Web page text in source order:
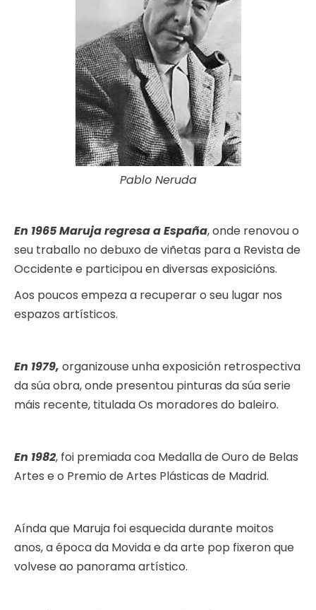
Pablo Neruda
En 1965 Maruja regresa a España, onde renovou o
seu traballo no debuxo de viñetas para a Revista de
Occidente e participou en diversas exposicións.
Aos poucos empeza a recuperar o seu lugar nos
espazos artísticos.
En 1979, organizouse unha exposición retrospectiva
da súa obra, onde presentou pinturas da súa serie
máis recente, titulada Os moradores do baleiro.
En 1982, foi premiada coa Medalla de Ouro de Belas
Artes e o Premio de Artes Plásticas de Madrid.
Aínda que Maruja foi esquecida durante moitos
anos, a época da Movida e da arte pop fixeron que
volvese ao panorama artístico.